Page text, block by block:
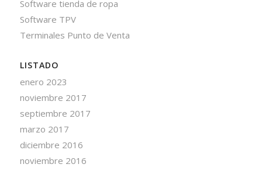
Software tienda de ropa
Software TPV
Terminales Punto de Venta
LISTADO
enero 2023
noviembre 2017
septiembre 2017
marzo 2017
diciembre 2016
noviembre 2016